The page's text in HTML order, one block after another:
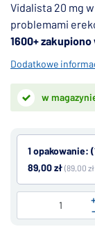
Vidalista 20 mg
problemami
połączeniu ze
trwającą erekcją.
zamiennik,
1600+
Dodatkowe
w
1 opakowanie:
89,00 zł (89,00
-